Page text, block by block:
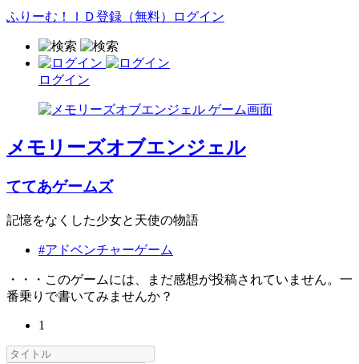
ふりーむ！ＩＤ登録（無料） ログイン
ログイン
メモリーズオブエンジェル
ててあゲームズ
記憶をなくした少女と天使の物語
#アドベンチャーゲーム
・・・このゲームには、まだ感想が投稿されていません。一
番乗りで書いてみませんか？
1